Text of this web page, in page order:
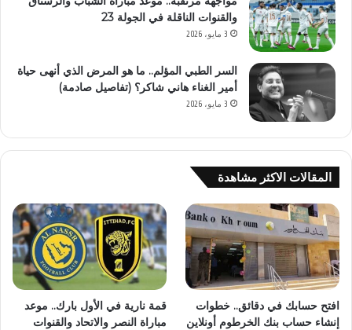
والقنوات الناقلة في الجولة 23
3 مايو، 2026
السر الطبي المؤلم.. ما هو المرض الذي أنهى حياة
أمير الغناء هاني شاكر؟ (تفاصيل صادمة)
3 مايو، 2026
المقالات الاكثر مشاهدة
افتح حسابك في دقائق.. خطوات
إنشاء حساب بنك الخرطوم أونلاين
قمة نارية في الأول بارك.. موعد
مباراة النصر والاتحاد والقنوات